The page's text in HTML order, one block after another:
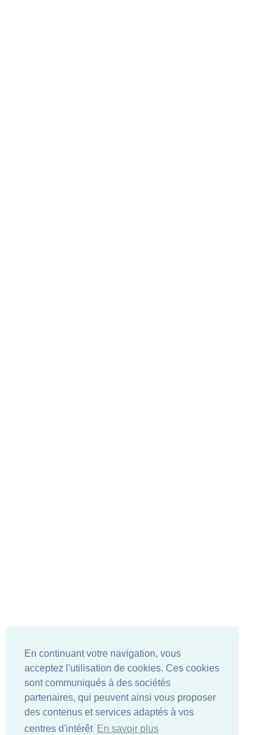
En continuant votre navigation, vous
acceptez l'utilisation de cookies. Ces cookies
sont communiqués à des sociétés
partenaires, qui peuvent ainsi vous proposer
des contenus et services adaptés à vos
centres d'intérêt En savoir plus